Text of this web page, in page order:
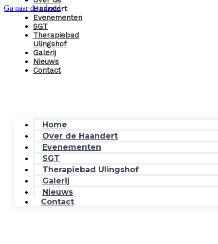
Ga naar de inhoud
Haandert
Evenementen
SGT
Therapiebad
Ulingshof
Galerij
Nieuws
Contact
Home
Over de Haandert
Evenementen
SGT
Therapiebad Ulingshof
Galerij
Nieuws
Contact